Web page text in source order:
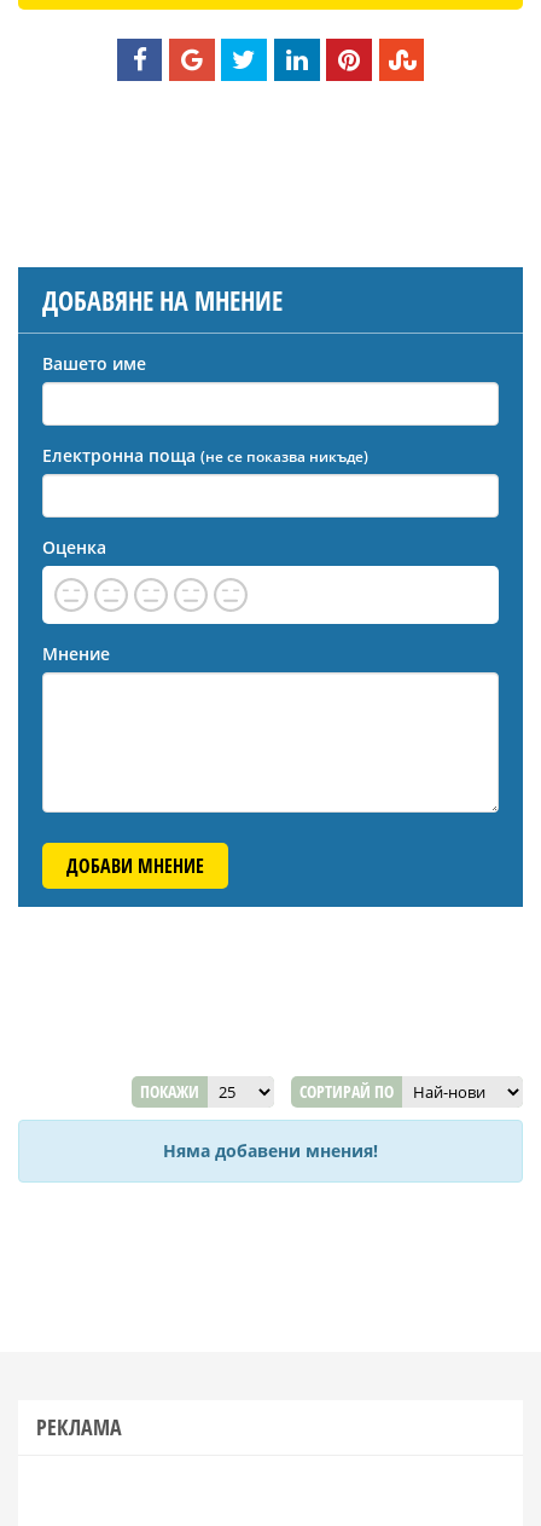
ДОБАВЯНЕ НА МНЕНИЕ
Вашето име
Електронна поща (не се показва никъде)
Оценка
Мнение
ДОБАВИ МНЕНИЕ
ПОКАЖИ СОРТИРАЙ ПО
Няма добавени мнения!
РЕКЛАМА